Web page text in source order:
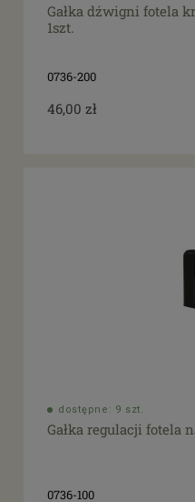
Gałka dźwigni fotela
1szt.
0736-200
46,00 zł
dostępne: 9 szt.
Gałka regulacji fotela
0736-100